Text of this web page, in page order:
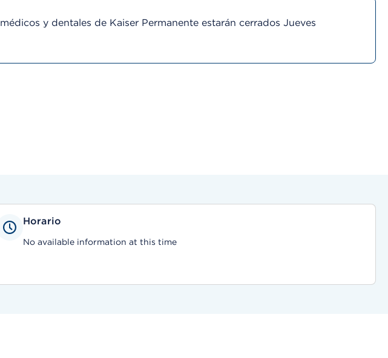
y dentales de Kaiser Permanente estarán cerrados Jueves
Horario
No available information at this time